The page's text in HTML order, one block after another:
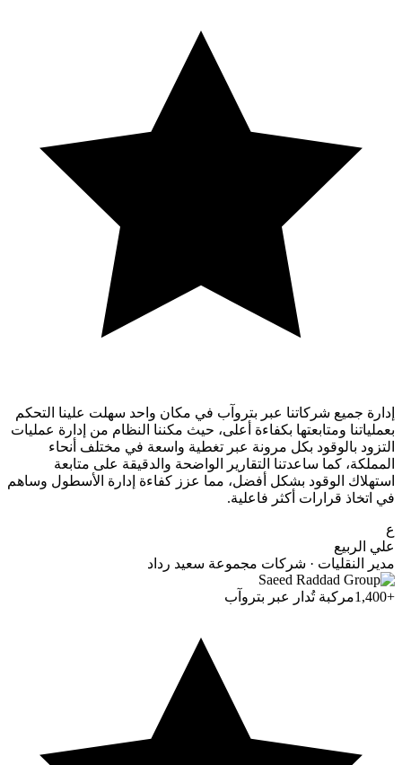
إدارة جميع شركاتنا عبر بتروآب في مكان واحد سهلت علينا التحكم
بعملياتنا ومتابعتها بكفاءة أعلى، حيث مكننا النظام من إدارة عمليات
التزود بالوقود بكل مرونة عبر تغطية واسعة في مختلف أنحاء
المملكة، كما ساعدتنا التقارير الواضحة والدقيقة على متابعة
استهلاك الوقود بشكل أفضل، مما عزز كفاءة إدارة الأسطول وساهم
في اتخاذ قرارات أكثر فاعلية.
ع
علي الربيع
مدير النقليات · شركات مجموعة سعيد رداد
+1,400 مركبة تُدار عبر بتروآب